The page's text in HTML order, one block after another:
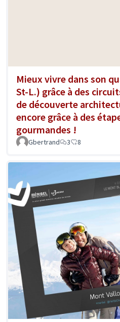
Mieux vivre dans son
St-L.) grâce à des
de découverte
encore grâce à des
gourmandes !
Gbertrand 3 8